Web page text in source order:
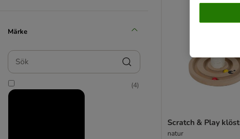
Klösbrädor, klösmattor och klösleksaker
Catit klösmöbler
Natural Paradise klösträd
Modern Living
Banana leaf & vattenhyacint
Märke
Sök
(4)
Scratch & Play
natur